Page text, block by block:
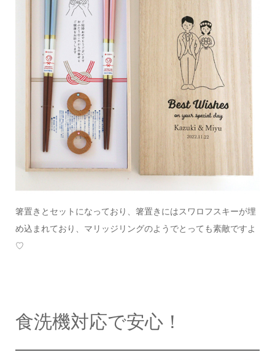
箸置きとセットになっており、 箸置きにはスワロフスキーが埋
め込まれており、 マリッジリングのようでとっても素敵ですよ
♡
食洗機対応で安心！